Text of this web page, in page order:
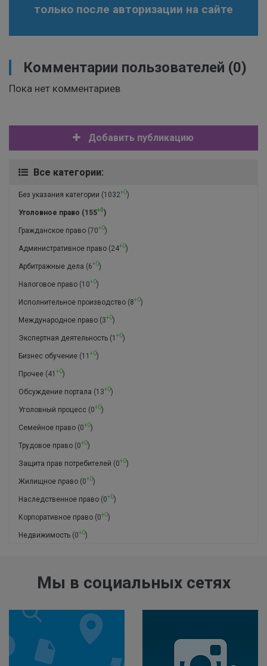
только после авторизации на сайте
Комментарии пользователей (0)
Пока нет комментариев
Добавить публикацию
Все категории:
Без указания категории (1032+0)
Уголовное право (155+0)
Гражданское право (70+0)
Административное право (24+0)
Арбитражные дела (6+0)
Налоговое право (10+0)
Исполнительное производство (8+0)
Международное право (3+0)
Экспертная деятельность (1 +0)
Бизнес обучение (11 +0)
Прочее (41 +0)
Обсуждение портала (13+0)
Уголовный процесс (0+0)
Семейное право (0+0)
Трудовое право (0+0)
Защита прав потребителей (0+0)
Жилищное право (0+0)
Наследственное право (0+0)
Корпоративное право (0+0)
Недвижимость (0+0)
Мы в социальных сетях